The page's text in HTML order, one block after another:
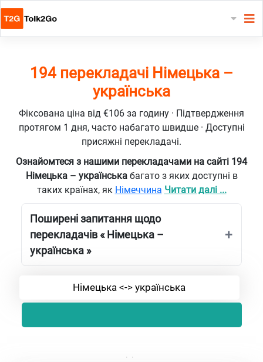
194 перекладачі Німецька –
українська
Фіксована ціна від €106 за годину · Підтвердження
протягом 1 дня, часто набагато швидше · Доступні
присяжні перекладачі.
Ознайомтеся з нашими перекладачами на сайті 194
Німецька – українська багато з яких доступні в
таких країнах, як Німеччина Читати далі ...
Поширені запитання щодо
перекладачів « Німецька –
українська »
Німецька <-> українська